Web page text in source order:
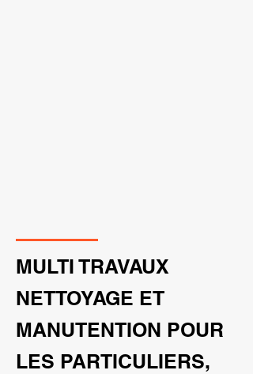
MULTI TRAVAUX
NETTOYAGE ET
MANUTENTION POUR
LES PARTICULIERS,